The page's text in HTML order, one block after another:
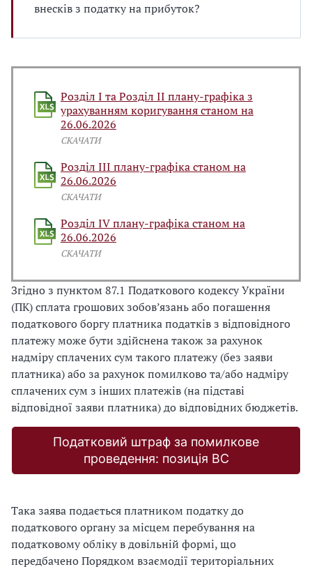
внесків з податку на прибуток?
Розділ І та Розділ ІІ плану-графіка з
урахуванням коригування станом на
26.06.2026
СКАЧАТИ
Розділ ІІІ плану-графіка станом на
26.06.2026
СКАЧАТИ
Розділ IV плану-графіка станом на
26.06.2026
СКАЧАТИ
Згідно з пунктом 87.1 Податкового кодексу України
(ПК) сплата грошових зобов’язань або погашення
податкового боргу платника податків з відповідного
платежу може бути здійснена також за рахунок
надміру сплачених сум такого платежу (без заяви
платника) або за рахунок помилково та/або надміру
сплачених сум з інших платежів (на підставі
відповідної заяви платника) до відповідних бюджетів.
Податковий штраф за помилкове
проведення: позиція ВС
Така заява подається платником податку до
податкового органу за місцем перебування на
податковому обліку в довільній формі, що
передбачено Порядком взаємодії територіальних